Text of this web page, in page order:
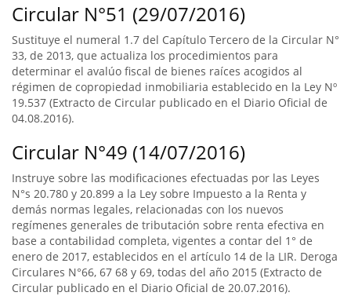
Circular N°51 (29/07/2016)
Sustituye el numeral 1.7 del Capítulo Tercero de la Circular N°
33, de 2013, que actualiza los procedimientos para
determinar el avalúo fiscal de bienes raíces acogidos al
régimen de copropiedad inmobiliaria establecido en la Ley Nº
19.537 (Extracto de Circular publicado en el Diario Oficial de
04.08.2016).
Circular N°49 (14/07/2016)
Instruye sobre las modificaciones efectuadas por las Leyes
N°s 20.780 y 20.899 a la Ley sobre Impuesto a la Renta y
demás normas legales, relacionadas con los nuevos
regímenes generales de tributación sobre renta efectiva en
base a contabilidad completa, vigentes a contar del 1° de
enero de 2017, establecidos en el artículo 14 de la LIR. Deroga
Circulares N°66, 67 68 y 69, todas del año 2015 (Extracto de
Circular publicado en el Diario Oficial de 20.07.2016).